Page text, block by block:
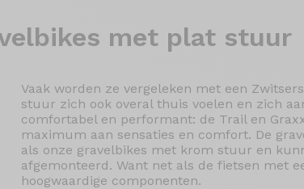
met plat stuur
Vaak worden ze vergeleken met een
stuur zich ook overal thuis voelen en zich
comfortabel en performant: de Trail en
maximum aan sensaties en comfort. De
als onze gravelbikes met krom stuur en
afgemonteerd. Want net als de fietsen met
hoogwaardige componenten.